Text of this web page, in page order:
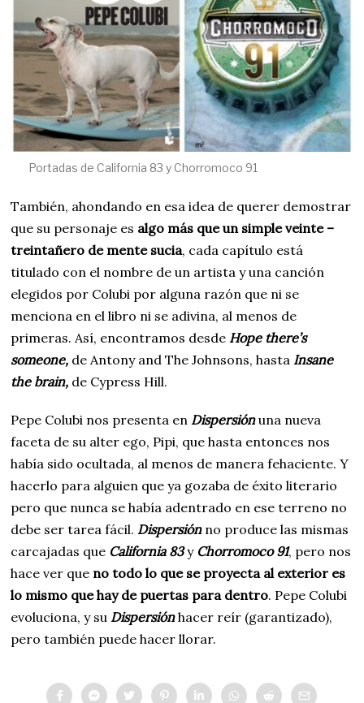
Portadas de California 83 y Chorromoco 91
También, ahondando en esa idea de querer demostrar
que su personaje es algo más que un simple veinte –
treintañero de mente sucia, cada capítulo está
titulado con el nombre de un artista y una canción
elegidos por Colubi por alguna razón que ni se
menciona en el libro ni se adivina, al menos de
primeras. Así, encontramos desde Hope there’s
someone, de Antony and The Johnsons, hasta Insane
the brain, de Cypress Hill.
Pepe Colubi nos presenta en Dispersión una nueva
faceta de su alter ego, Pipi, que hasta entonces nos
había sido ocultada, al menos de manera fehaciente. Y
hacerlo para alguien que ya gozaba de éxito literario
pero que nunca se había adentrado en ese terreno no
debe ser tarea fácil. Dispersiónno produce las mismas
carcajadas que California 83 y Chorromoco 91, pero nos
hace ver que no todo lo que se proyecta al exterior es
lo mismo que hay de puertas para dentro. Pepe Colubi
evoluciona, y su Dispersiónhacer reír (garantizado),
pero también puede hacer llorar.